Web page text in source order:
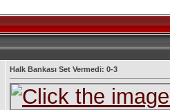
Halk Bankası Set Vermedi: 0-3